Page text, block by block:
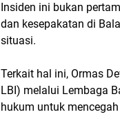
Insiden ini bukan
dan kesepakatan di
situasi.
Terkait hal ini, Ormas
LBI) melalui Lembaga
hukum untuk